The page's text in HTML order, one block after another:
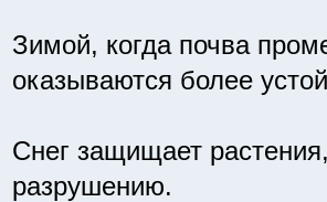
Зимой, когда почва
оказываются более
Снег защищает
разрушению.